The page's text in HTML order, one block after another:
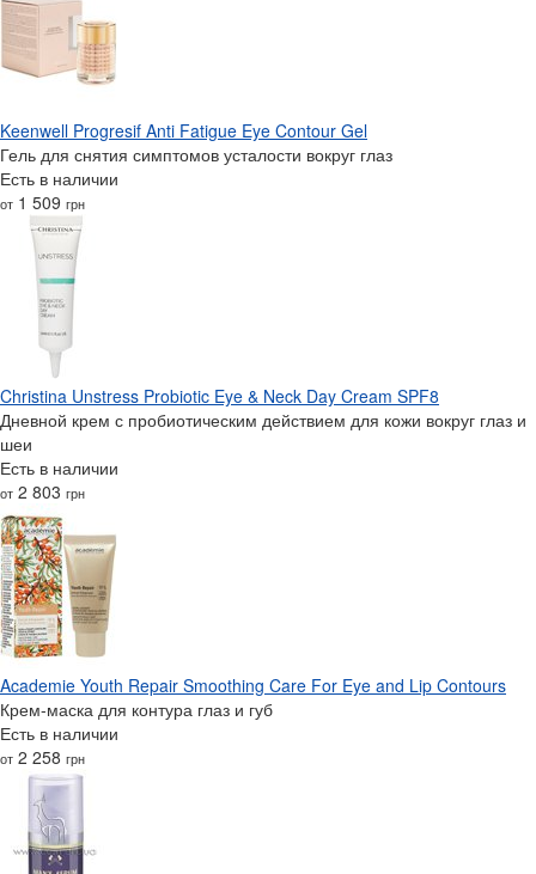
Keenwell Progresif Anti Fatigue Eye Contour Gel
Гель для снятия симптомов усталости вокруг глаз
Есть в наличии
от 1 509 грн
Christina Unstress Probiotic Eye & Neck Day Cream SPF8
Дневной крем с пробиотическим действием для кожи вокруг глаз и
шеи
Есть в наличии
от 2 803 грн
Academie Youth Repair Smoothing Care For Eye and Lip Contours
Крем-маска для контура глаз и губ
Есть в наличии
от 2 258 грн